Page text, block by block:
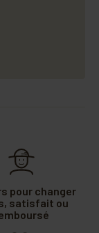
pour changer
satisfait ou